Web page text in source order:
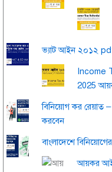
ভ্যাট আইন ২০১২
Income
2025
বিনিয়োগ কর রেয়াত
করবেন
বাংলাদেশে
আয়কর